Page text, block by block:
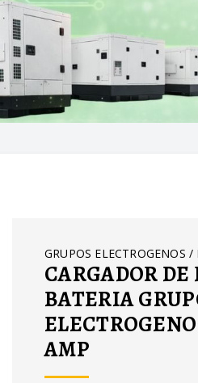
GRUPOS ELECTROGENOS
CARGADOR DE
BATERIA
AMP